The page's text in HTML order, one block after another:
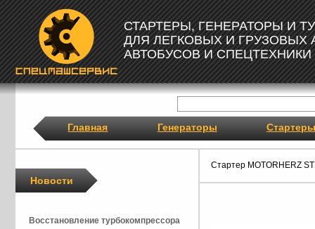
СТАРТЕРЫ, ГЕНЕРАТОРЫ И
ДЛЯ ЛЕГКОВЫХ И ГРУЗОВЫХ
АВТОБУСОВ И СПЕЦТЕХНИКИ
Главная Генераторы Стартеры
Стартер MOTORHERZ
Новости
Восстановление турбокомпрессора